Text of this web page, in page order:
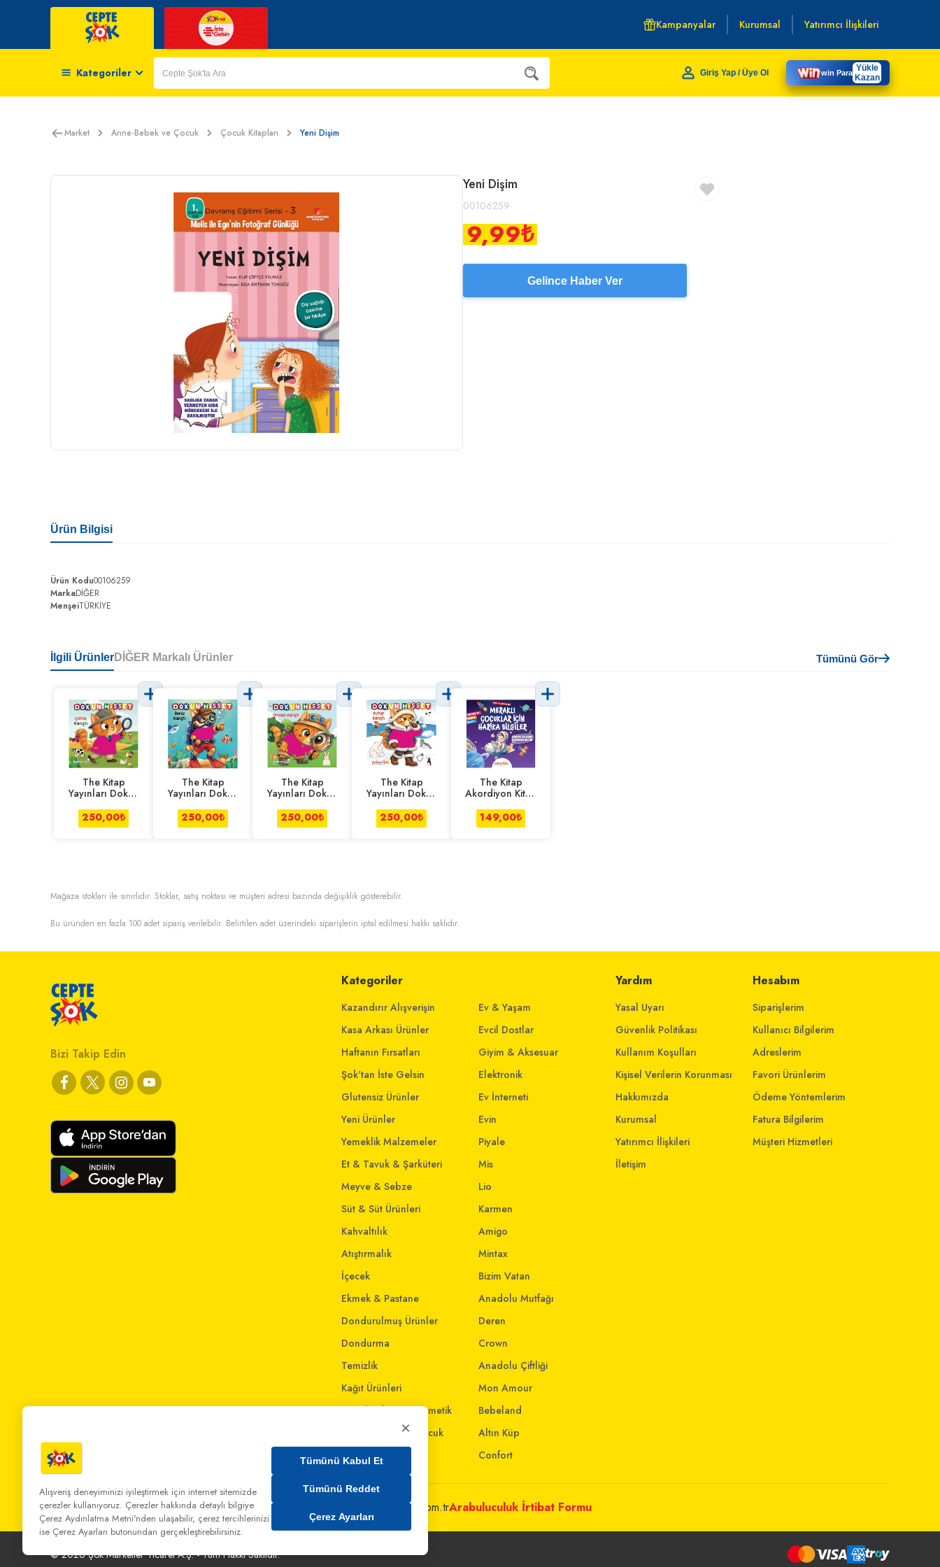
Kampanyalar Kurumsal Yatırımcı İlişkileri
Kategoriler Giriş Yap / Üye Ol win Para Yükle
Kazan
Market Anne-Bebek ve Çocuk Çocuk Kitapları Yeni Dişim
Yeni Dişim
00106259
9,99₺
Gelince Haber Ver
Ürün Bilgisi
Ürün Kodu00106259
MarkaDİĞER
MenşeiTÜRKİYE
İlgili ÜrünlerDİĞER Markalı Ürünler Tümünü Gör
The Kitap
Yayınları Dokun
Karıştı
250,00₺
The Kitap
Yayınları Dokun
Karıştı
250,00₺
The Kitap
Yayınları Dokun
Karıştı
250,00₺
The Kitap
Yayınları Dokun
Karıştı
250,00₺
The Kitap
Akordiyon Kitap
Kahramanları
149,00₺
Mağaza stokları ile sınırlıdır. Stoklar, satış noktası ve müşteri adresi bazında değişiklik gösterebilir.
Bu üründen en fazla 100 adet sipariş verilebilir. Belirtilen adet üzerindeki siparişlerin iptal edilmesi hakkı saklıdır.
Bizi Takip Edin
Kategoriler
Kazandırır Alışverişin
Kasa Arkası Ürünler
Haftanın Fırsatları
Şok'tan İste Gelsin
Glutensiz Ürünler
Yeni Ürünler
Yemeklik Malzemeler
Et & Tavuk & Şarküteri
Meyve & Sebze
Süt & Süt Ürünleri
Kahvaltılık
Atıştırmalık
İçecek
Ekmek & Pastane
Dondurulmuş Ürünler
Dondurma
Temizlik
Kağıt Ürünleri
Kişisel Bakım & Kozmetik
Anne - Bebek & Çocuk
Oyuncak
Ev & Yaşam
Evcil Dostlar
Giyim & Aksesuar
Elektronik
Ev İnterneti
Evin
Piyale
Mis
Lio
Karmen
Amigo
Mintax
Bizim Vatan
Anadolu Mutfağı
Deren
Crown
Anadolu Çiftliği
Mon Amour
Bebeland
Altın Küp
Confort
Yardım
Yasal Uyarı
Güvenlik Politikası
Kullanım Koşulları
Kişisel Verilerin Korunması
Hakkımızda
Kurumsal
Yatırımcı İlişkileri
İletişim
Hesabım
Siparişlerim
Kullanıcı Bilgilerim
Adreslerim
Favori Ürünlerim
Ödeme Yöntemlerim
Fatura Bilgilerim
Müşteri Hizmetleri
Bizi Arayın:0 850 808 00 00Bize Yazın: musterihizmetleri@mim.sokmarket.com.trArabuluculuk İrtibat Formu
©2026Şok Marketler Ticaret A.Ş. - Tüm Hakkı Saklıdır.
×
Alışveriş deneyiminizi iyileştirmek için internet sitemizde
çerezler kullanıyoruz. Çerezler hakkında detaylı bilgiye
Çerez Aydınlatma Metni'nden ulaşabilir, çerez tercihlerinizi
ise Çerez Ayarları butonundan gerçekleştirebilirsiniz.
Tümünü Kabul Et
Tümünü Reddet
Çerez Ayarları